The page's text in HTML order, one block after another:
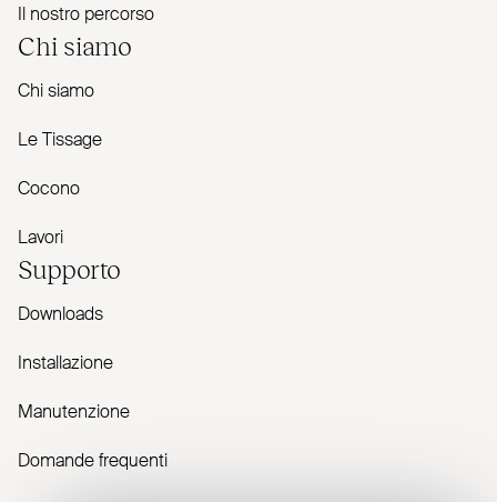
Il nostro percorso
Chi siamo
Chi siamo
Le Tissage
Cocono
Lavori
Supporto
Downloads
Installazione
Manutenzione
Domande frequenti